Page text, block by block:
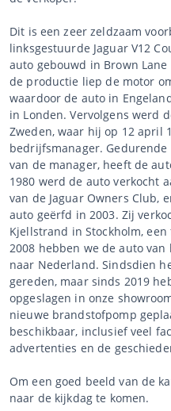
Dit is een zeer zeldzaam
linksgestuurde Jaguar V12
auto gebouwd in Brown
de productie liep de motor
waardoor de auto in
in Londen. Vervolgens werd
Zweden, waar hij op 12 april
bedrijfsmanager.
van de manager, heeft de
1980 werd de auto verkocht
van de Jaguar Owners Club,
auto geërfd in 2003. Zij
Kjellstrand in Stockholm,
2008 hebben we de auto
naar Nederland. Sindsdien
gereden, maar sinds 2019
opgeslagen in onze
nieuwe brandstofpomp
beschikbaar, inclusief veel
advertenties en de
Om een goed beeld van de
naar de kijkdag te komen.